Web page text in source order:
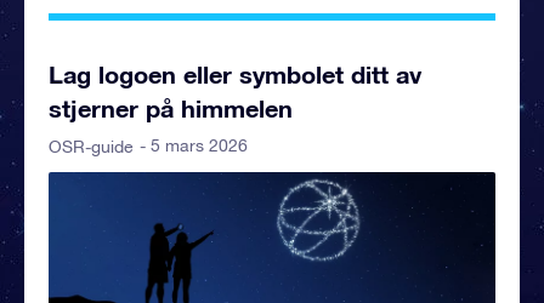
Lag logoen eller symbolet ditt av
stjerner på himmelen
OSR-guide - 5 mars 2026